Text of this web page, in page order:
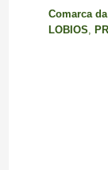
Comarca
LOBIOS